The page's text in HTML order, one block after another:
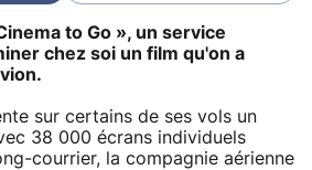
to Go », un service
chez soi un film qu'on a
sur certains de ses vols un
38 000 écrans individuels
courrier, la compagnie aérienne